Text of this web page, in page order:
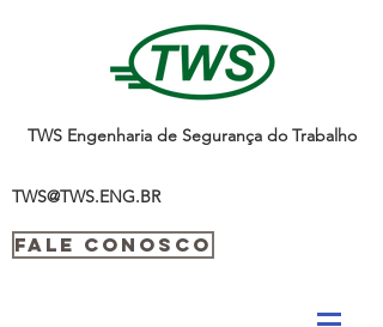
TWS Engenharia de Segurança do Trabalho
TWS@TWS.ENG.BR
FALE CONOSCO